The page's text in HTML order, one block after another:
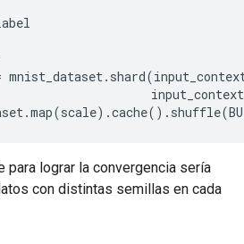
mnist_dataset. shard(
.map(scale).cache(). shuffle(
para lograr la convergencia sería
con distintas semillas en cada